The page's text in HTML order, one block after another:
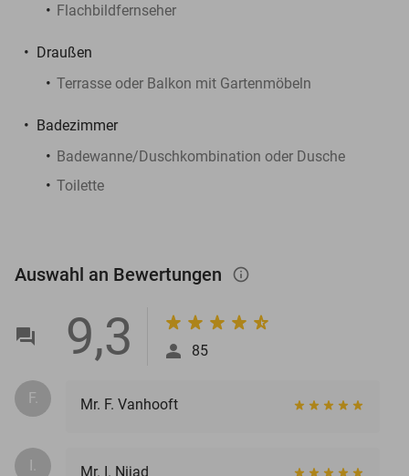
Flachbildfernseher
Draußen
Terrasse oder Balkon mit Gartenmöbeln
Badezimmer
Badewanne/Duschkombination oder Dusche
Toilette
Auswahl an Bewertungen info_outlined
9,3 85
F. Mr. F. Vanhooft
I. Mr. I. Nijad